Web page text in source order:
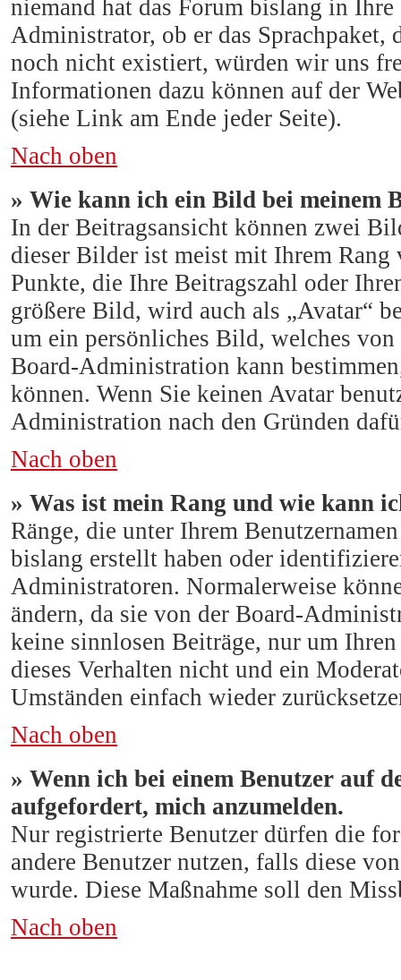
niemand hat das Forum bislang in
Administrator, ob er das Sprachpaket,
noch nicht existiert, würden wir uns
Informationen dazu können auf der
(siehe Link am Ende jeder Seite).
Nach oben
» Wie kann ich ein Bild bei meinem
In der Beitragsansicht können zwei
dieser Bilder ist meist mit Ihrem
Punkte, die Ihre Beitragszahl oder
größere Bild, wird auch als „Avatar“
um ein persönliches Bild, welches
Board-Administration kann
können. Wenn Sie keinen Avatar
Administration nach den Gründen
Nach oben
» Was ist mein Rang und wie kann
Ränge, die unter Ihrem
bislang erstellt haben oder
Administratoren. Normalerweise
ändern, da sie von der Board-
keine sinnlosen Beiträge, nur um
dieses Verhalten nicht und ein
Umständen einfach wieder
Nach oben
» Wenn ich bei einem Benutzer auf
aufgefordert, mich anzumelden.
Nur registrierte Benutzer dürfen die
andere Benutzer nutzen, falls diese
wurde. Diese Maßnahme soll den
Nach oben